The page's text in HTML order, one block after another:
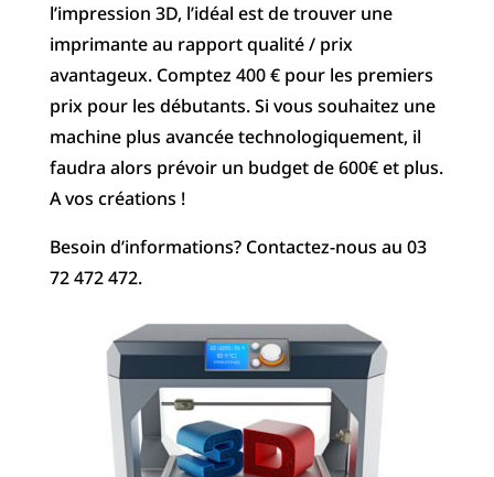
l’impression 3D, l’idéal est de trouver une
imprimante au rapport qualité / prix
avantageux. Comptez 400 € pour les premiers
prix pour les débutants. Si vous souhaitez une
machine plus avancée technologiquement, il
faudra alors prévoir un budget de 600€ et plus.
A vos créations !
Besoin d’informations? Contactez-nous au 03
72 472 472.